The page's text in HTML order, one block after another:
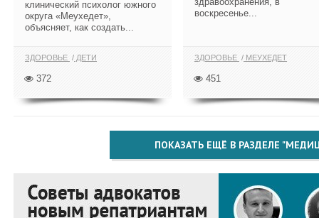
клинический психолог южного
округа «Меухедет»,
объясняет, как создать...
ЗДОРОВЬЕ ДЕТИ
372
воскресенье...
ЗДОРОВЬЕ МЕУХЕДЕТ
451
ПОКАЗАТЬ ЕЩЁ В РАЗДЕЛЕ